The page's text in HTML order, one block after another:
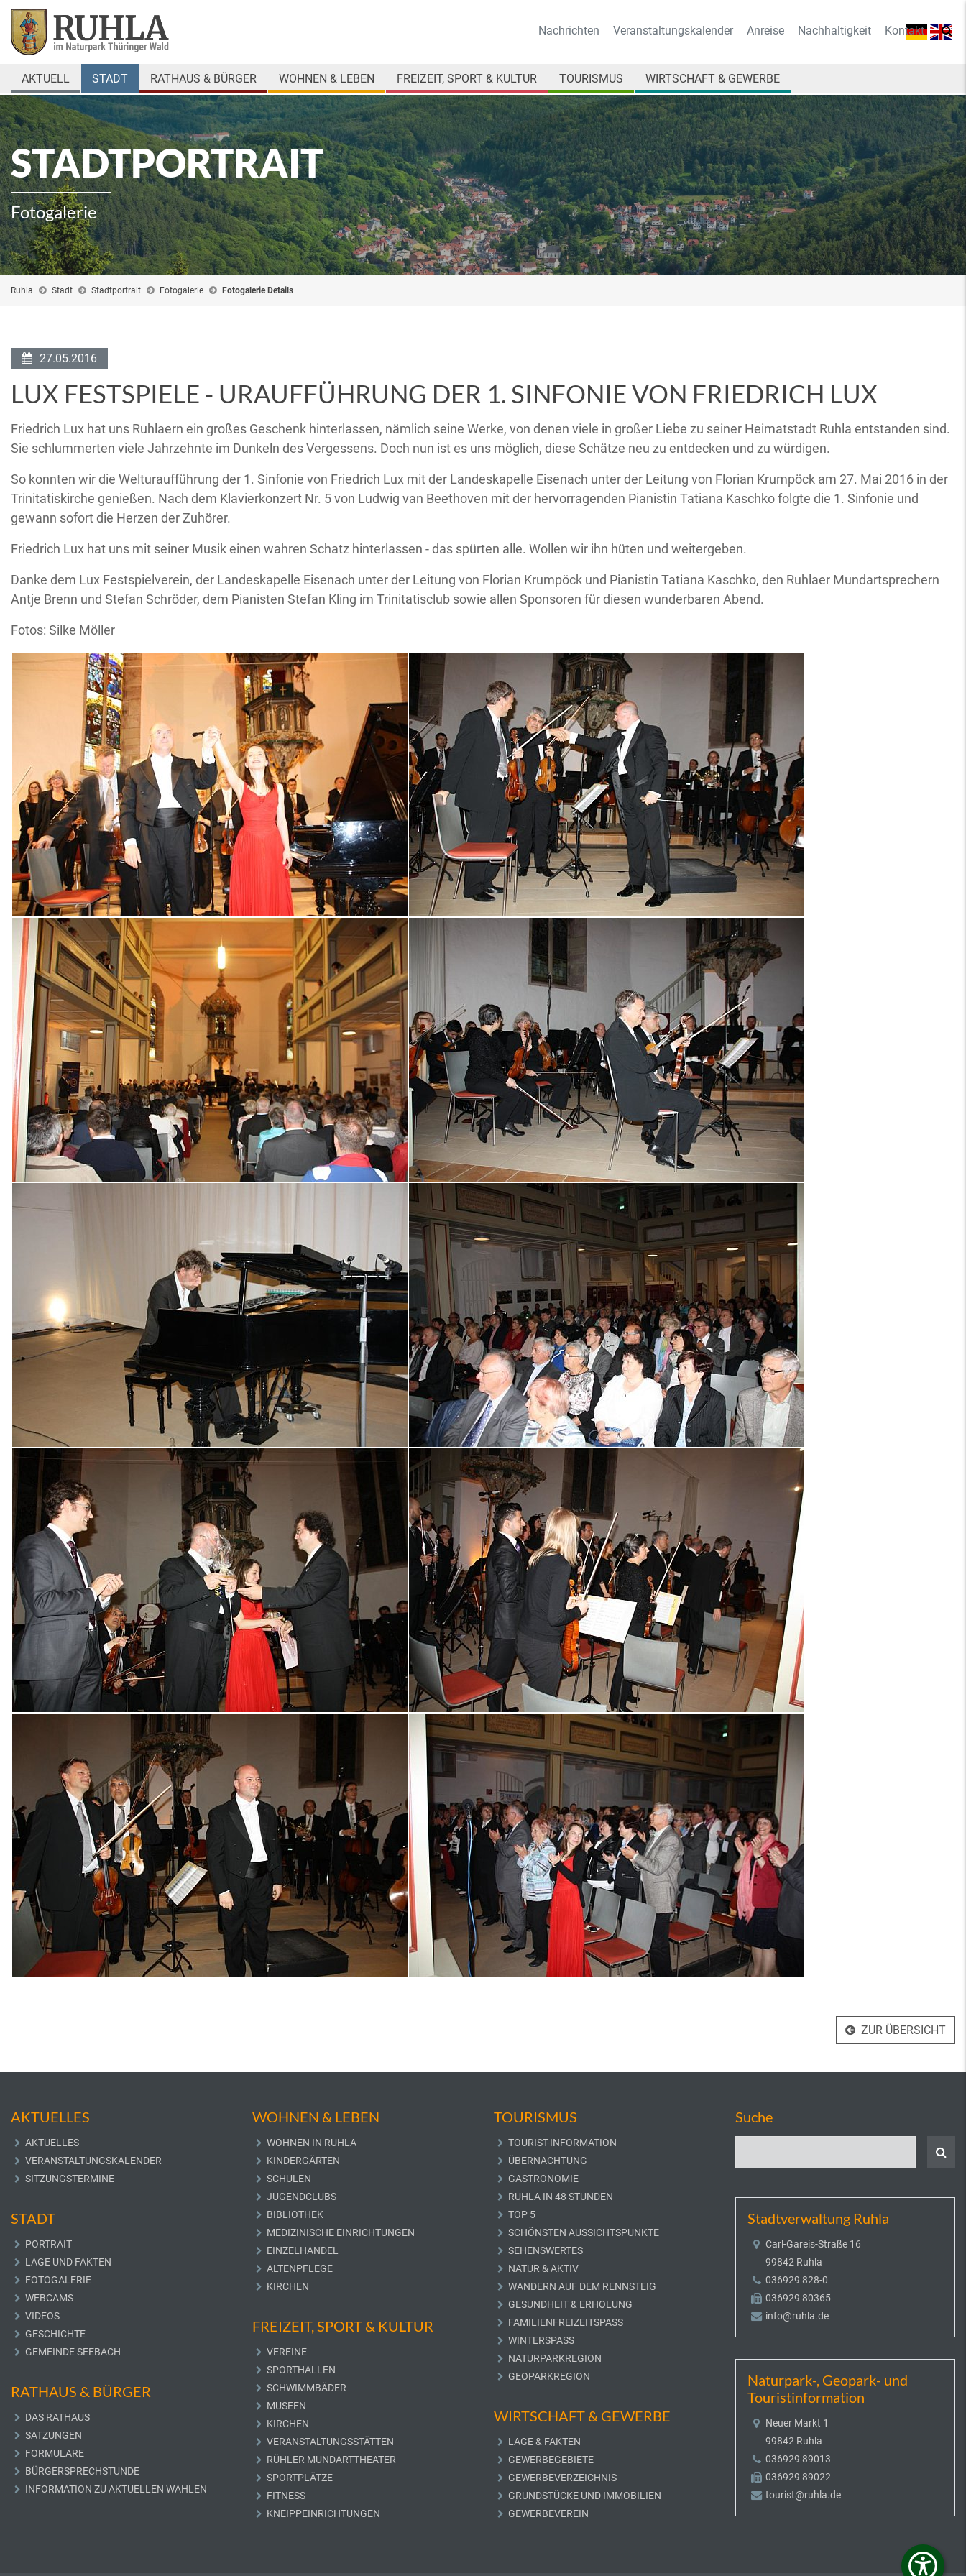
Nachrichten Veranstaltungskalender Anreise Nachhaltigkeit Kontakt
AKTUELL STADT RATHAUS & BÜRGER WOHNEN & LEBEN FREIZEIT, SPORT & KULTUR TOURISMUS WIRTSCHAFT & GEWERBE
STADTPORTRAIT
Fotogalerie
Ruhla Stadt Stadtportrait Fotogalerie Fotogalerie Details
27.05.2016
LUX FESTSPIELE - URAUFFÜHRUNG DER 1. SINFONIE VON FRIEDRICH LUX
Friedrich Lux hat uns Ruhlaern ein großes Geschenk hinterlassen, nämlich seine Werke, von denen viele in großer Liebe zu seiner Heimatstadt Ruhla entstanden sind.
Sie schlummerten viele Jahrzehnte im Dunkeln des Vergessens. Doch nun ist es uns möglich, diese Schätze neu zu entdecken und zu würdigen.
So konnten wir die Welturaufführung der 1. Sinfonie von Friedrich Lux mit der Landeskapelle Eisenach unter der Leitung von Florian Krumpöck am 27. Mai 2016 in der
Trinitatiskirche genießen. Nach dem Klavierkonzert Nr. 5 von Ludwig van Beethoven mit der hervorragenden Pianistin Tatiana Kaschko folgte die 1. Sinfonie und
gewann sofort die Herzen der Zuhörer.
Friedrich Lux hat uns mit seiner Musik einen wahren Schatz hinterlassen - das spürten alle. Wollen wir ihn hüten und weitergeben.
Danke dem Lux Festspielverein, der Landeskapelle Eisenach unter der Leitung von Florian Krumpöck und Pianistin Tatiana Kaschko, den Ruhlaer Mundartsprechern
Antje Brenn und Stefan Schröder, dem Pianisten Stefan Kling im Trinitatisclub sowie allen Sponsoren für diesen wunderbaren Abend.
Fotos: Silke Möller
ZUR ÜBERSICHT
AKTUELLES
AKTUELLES
VERANSTALTUNGSKALENDER
SITZUNGSTERMINE
STADT
PORTRAIT
LAGE UND FAKTEN
FOTOGALERIE
WEBCAMS
VIDEOS
GESCHICHTE
GEMEINDE SEEBACH
RATHAUS & BÜRGER
DAS RATHAUS
SATZUNGEN
FORMULARE
BÜRGERSPRECHSTUNDE
INFORMATION ZU AKTUELLEN WAHLEN
WOHNEN & LEBEN
WOHNEN IN RUHLA
KINDERGÄRTEN
SCHULEN
JUGENDCLUBS
BIBLIOTHEK
MEDIZINISCHE EINRICHTUNGEN
EINZELHANDEL
ALTENPFLEGE
KIRCHEN
FREIZEIT, SPORT & KULTUR
VEREINE
SPORTHALLEN
SCHWIMMBÄDER
MUSEEN
KIRCHEN
VERANSTALTUNGSSTÄTTEN
RÜHLER MUNDARTTHEATER
SPORTPLÄTZE
FITNESS
KNEIPPEINRICHTUNGEN
TOURISMUS
TOURIST-INFORMATION
ÜBERNACHTUNG
GASTRONOMIE
RUHLA IN 48 STUNDEN
TOP 5
SCHÖNSTEN AUSSICHTSPUNKTE
SEHENSWERTES
NATUR & AKTIV
WANDERN AUF DEM RENNSTEIG
GESUNDHEIT & ERHOLUNG
FAMILIENFREIZEITSPASS
WINTERSPASS
NATURPARKREGION
GEOPARKREGION
WIRTSCHAFT & GEWERBE
LAGE & FAKTEN
GEWERBEGEBIETE
GEWERBEVERZEICHNIS
GRUNDSTÜCKE UND IMMOBILIEN
GEWERBEVEREIN
Suche
Stadtverwaltung Ruhla
Carl-Gareis-Straße 16
99842 Ruhla
036929 828-0
036929 80365
info@ruhla.de
Naturpark-, Geopark- und
Touristinformation
Neuer Markt 1
99842 Ruhla
036929 89013
036929 89022
tourist@ruhla.de